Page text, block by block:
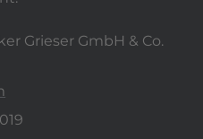
Grieser GmbH & Co.